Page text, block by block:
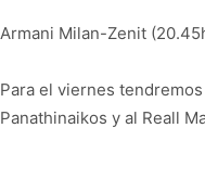
Armani Milan-Zenit
Para el viernes
Panathinaikos y al Reall